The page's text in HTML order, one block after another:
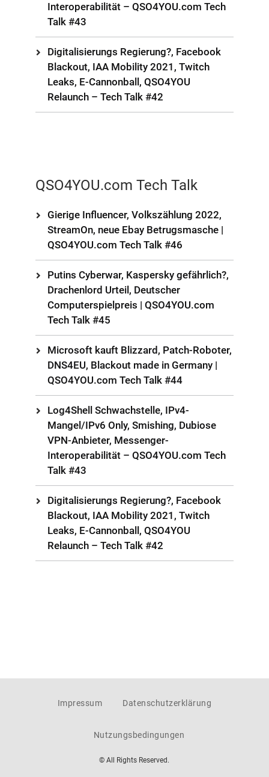
Interoperabilität – QSO4YOU.com Tech
Talk #43
Digitalisierungs Regierung?, Facebook
Blackout, IAA Mobility 2021, Twitch
Leaks, E-Cannonball, QSO4YOU
Relaunch – Tech Talk #42
QSO4YOU.com Tech Talk
Gierige Influencer, Volkszählung 2022,
StreamOn, neue Ebay Betrugsmasche |
QSO4YOU.com Tech Talk #46
Putins Cyberwar, Kaspersky gefährlich?,
Drachenlord Urteil, Deutscher
Computerspielpreis | QSO4YOU.com
Tech Talk #45
Microsoft kauft Blizzard, Patch-Roboter,
DNS4EU, Blackout made in Germany |
QSO4YOU.com Tech Talk #44
Log4Shell Schwachstelle, IPv4-
Mangel/IPv6 Only, Smishing, Dubiose
VPN-Anbieter, Messenger-
Interoperabilität – QSO4YOU.com Tech
Talk #43
Digitalisierungs Regierung?, Facebook
Blackout, IAA Mobility 2021, Twitch
Leaks, E-Cannonball, QSO4YOU
Relaunch – Tech Talk #42
Impressum Datenschutzerklärung
Nutzungsbedingungen
© All Rights Reserved.